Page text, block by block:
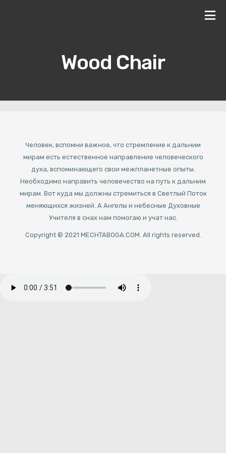
Wood Chair
Человек, вспомни важное, что стремление к дальним
мирам есть естественное направление человеческого
духа, вспоминающего свои межпланетные опыты.
Необходимо направить человечество на путь к дальним
мирам. Вот куда мы должны стремиться в Светлый Поток
меняющихся жизней. А Ангелы и небесные Духовные
Учителя в снах нам помогаю и учат нас.
Copyright © 2021 MECHTABOGA.COM. All rights reserved.